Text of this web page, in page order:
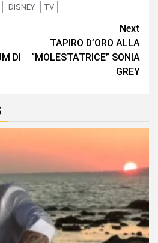
DISNEY TV
DI
Next
TAPIRO D’ORO ALLA
“MOLESTATRICE” SONIA
GREY